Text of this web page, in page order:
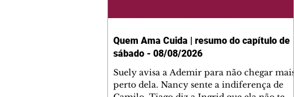
Quem Ama Cuida | resumo do capítulo de
sábado - 08/08/2026
Suely avisa a Ademir para não chegar mais
perto dela. Nancy sente a indiferença de